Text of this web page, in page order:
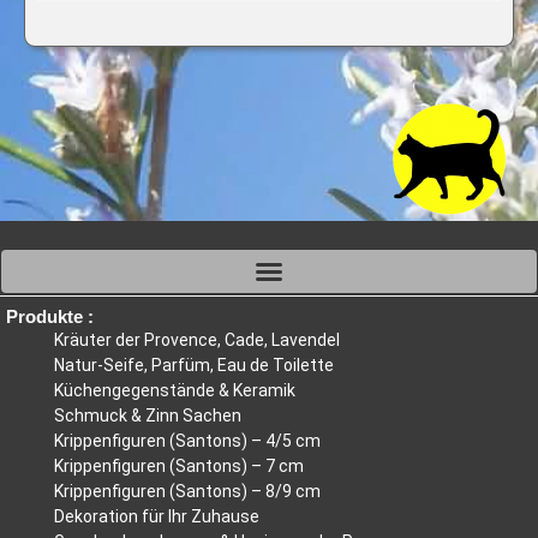
Produkte :
Kräuter der Provence, Cade, Lavendel
Natur-Seife, Parfüm, Eau de Toilette
Küchengegenstände & Keramik
Schmuck & Zinn Sachen
Krippenfiguren (Santons) – 4/5 cm
Krippenfiguren (Santons) – 7 cm
Krippenfiguren (Santons) – 8/9 cm
Dekoration für Ihr Zuhause